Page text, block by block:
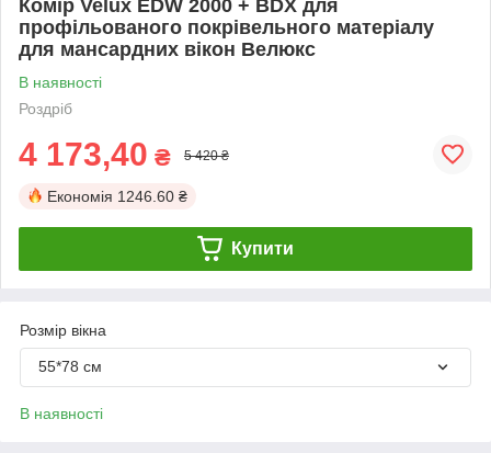
Комір Velux EDW 2000 + BDX для
профільованого покрівельного матеріалу
для мансардних вікон Велюкс
В наявності
Роздріб
4 173,40 ₴ 5 420 ₴
Економія 1246.60 ₴
Купити
Розмір вікна
55*78 см
В наявності